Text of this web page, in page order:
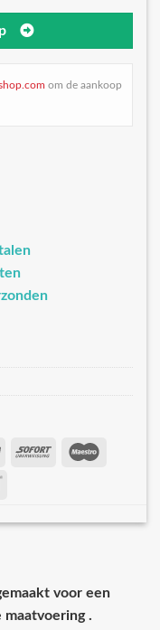
om de aankoop
voor een
.